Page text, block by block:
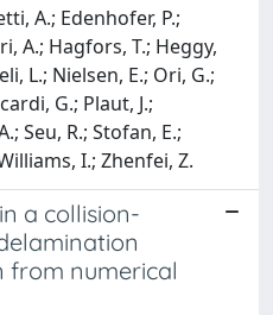
A.; Edenhofer, P.;
A.; Hagfors, T.; Heggy,
L.; Nielsen, E.; Ori, G.;
G.; Plaut, J.;
Seu, R.; Stofan, E.;
I.; Zhenfei, Z.
a collision-
from numerical